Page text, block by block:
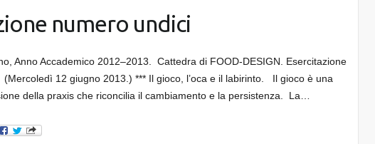
numero undici
Anno Accademico 2012–2013. Cattedra di FOOD-DESIGN. Esercitazione
12 giugno 2013.) *** Il gioco, l’oca e il labirinto. Il gioco è una
della praxis che riconcilia il cambiamento e la persistenza. La…